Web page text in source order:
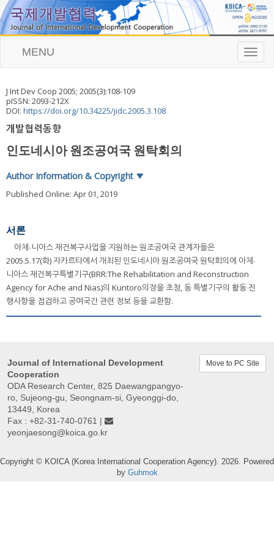
T
o
MENU
J Int Dev Coop 2005; 2005(3):108-109
pISSN: 2093-212X
DOI: https://doi.org/10.34225/jidc.2005.3.108
개발협력동향
인도네시아 원조공여국 원탁회의
Author Information & Copyright ▼
Published Online: Apr 01, 2019
서론
아체∙니아스 재건복구사업을 지원하는 원조공여국 관계자들은
2005.5.17(화) 자카르타에서 개최된 인도네시아 원조공여국 원탁회의에 아체∙
니아스 재건복구특별기구(BRR:The Rehabilitation and Reconstruction
Agency for Ache and Nias)의 Kuntoro의장을 초청, 동 특별기구의 활동 진
행사항을 점검하고 공여국간 관련 정보 등을 교환함.
Journal of International Development
Cooperation
ODA Research Center, 825 Daewangpangyo-
ro, Sujeong-gu, Seongnam-si, Gyeonggi-do,
13449, Korea
Fax : +82-31-740-0761 |
yeonjaesong@koica.go.kr
Move to PC Site
Copyright © KOICA (Korea International Cooperation Agency). 2026. Powered
by Guhmok